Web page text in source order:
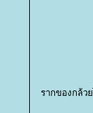
รากของกล้ว